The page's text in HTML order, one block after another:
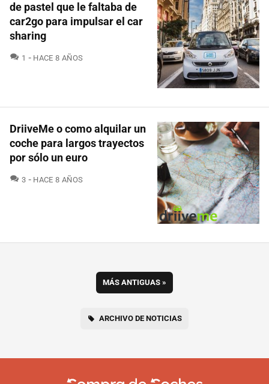
de pastel que le faltaba de
car2go para impulsar el car
sharing
1 COMENTARIOS
HACE 8 AÑOS
DriiveMe o como alquilar un
coche para largos trayectos
por sólo un euro
3 COMENTARIOS
HACE 8 AÑOS
MÁS ANTIGUAS »
ARCHIVO DE NOTICIAS